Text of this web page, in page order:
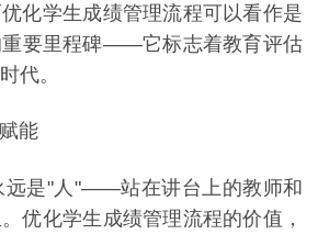
化学生成绩管理流程可以看作是
重要里程碑——它标志着教育评估
代。
能
是"人"——站在讲台上的教师和
优化学生成绩管理流程的价值，